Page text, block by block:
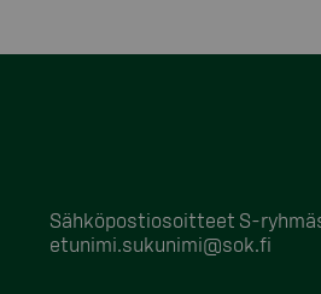
Sähköpostiosoitteet S-
etunimi.sukunimi@sok.fi